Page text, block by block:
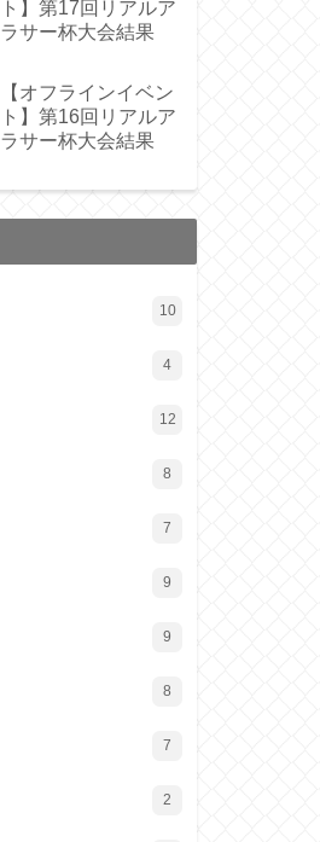
ト】第17回リアルア
ラサー杯大会結果
【オフラインイベン
ト】第16回リアルア
ラサー杯大会結果
10
4
12
8
7
9
9
8
7
2